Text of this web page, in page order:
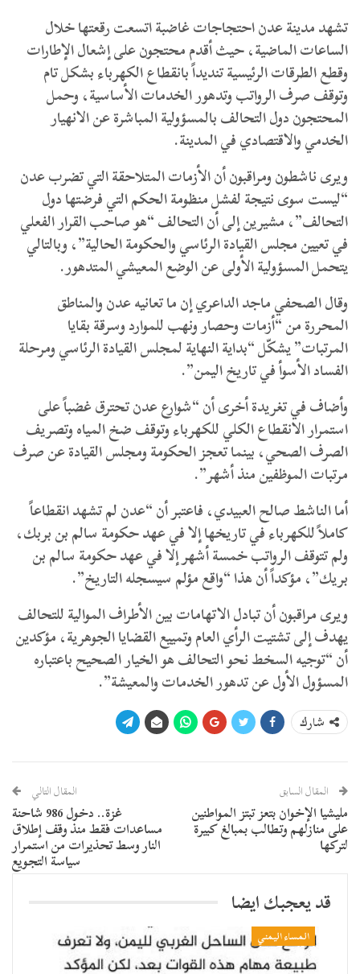
تشهد مدينة عدن احتجاجات غاضبة اتسعت رقعتها خلال
الساعات الماضية، حيث أقدم محتجون على إشعال الإطارات
وقطع الطرقات الرئيسية تنديداً بانقطاع الكهرباء بشكل تام
وتوقف صرف الرواتب وتدهور الخدمات الأساسية، وحمل
المحتجون دول التحالف بالمسؤولية المباشرة عن الانهيار
الخدمي والاقتصادي في المدينة.
ويرى ناشطون ومراقبون أن الأزمات المتلاحقة التي تضرب عدن
“ليست سوى نتيجة لفشل منظومة الحكم التي فرضتها دول
التحالف”، مشيرين إلى أن التحالف “هو صاحب القرار الفعلي
في تعيين مجلس القيادة الرئاسي والحكومة الحالية”، وبالتالي
يتحمل المسؤولية الأولى عن الوضع المعيشي المتدهور.
وقال الصحفي ماجد الداعري إن ما تعانيه عدن والمناطق
المحررة من “أزمات وحصار ونهب للموارد وسرقة بقايا
المرتبات” يشكّل “بداية النهاية لمجلس القيادة الرئاسي ومرحلة
الفساد الأسوأ في تاريخ اليمن”.
وأضاف في تغريدة أخرى أن “شوارع عدن تحترق غضباً على
استمرار الانقطاع الكلي للكهرباء وتوقف ضخ المياه وتصريف
الصرف الصحي، بينما تعجز الحكومة ومجلس القيادة عن صرف
مرتبات الموظفين منذ أشهر”.
أما الناشط صالح العبيدي، فاعتبر أن “عدن لم تشهد انقطاعاً
كاملاً للكهرباء في تاريخها إلا في عهد حكومة سالم بن بربك،
ولم تتوقف الرواتب خمسة أشهر إلا في عهد حكومة سالم بن
بريك”، مؤكداً أن هذا “واقع مؤلم سيسجله التاريخ”.
ويرى مراقبون أن تبادل الاتهامات بين الأطراف الموالية للتحالف
يهدف إلى تشتيت الرأي العام وتمييع القضايا الجوهرية، مؤكدين
أن “توجيه السخط نحو التحالف هو الخيار الصحيح باعتباره
المسؤول الأول عن تدهور الخدمات والمعيشة”.
شارك
المقال السابق
مليشيا الإخوان بتعز تبتز المواطنين
على منازلهم وتطالب بمبالغ كبيرة
لتركها
المقال التالي
غزة.. دخول 986 شاحنة
مساعدات فقط منذ وقف إطلاق
النار وسط تحذيرات من استمرار
سياسة التجويع
قد يعجبك ايضا
المساء اليمني